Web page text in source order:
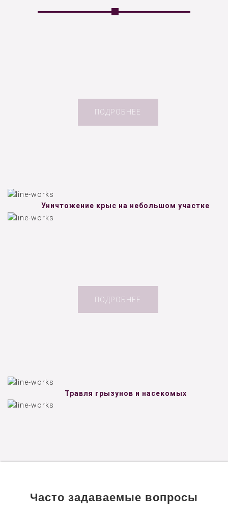
ПОДРОБНЕЕ
Уничтожение крыс на небольшом участке
ПОДРОБНЕЕ
Травля грызунов и насекомых
Часто задаваемые вопросы